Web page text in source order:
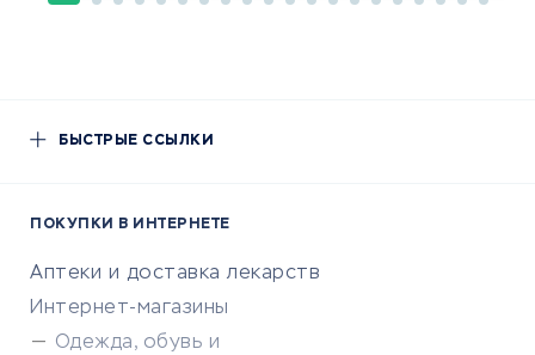
БЫСТРЫЕ ССЫЛКИ
ПОКУПКИ В ИНТЕРНЕТЕ
Аптеки и доставка лекарств
Интернет-магазины
Одежда, обувь и